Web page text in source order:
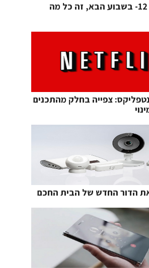
השקת אייפון 12- בשבוע הבא, זה כל מה
צפייה בחלק מהתכנים
הדור החדש של הבית החכם